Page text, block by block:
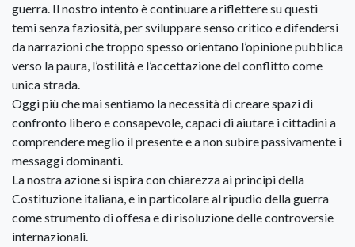
guerra. Il nostro intento è continuare a riflettere su questi
temi senza faziosità, per sviluppare senso critico e difendersi
da narrazioni che troppo spesso orientano l’opinione pubblica
verso la paura, l’ostilità e l’accettazione del conflitto come
unica strada.
Oggi più che mai sentiamo la necessità di creare spazi di
confronto libero e consapevole, capaci di aiutare i cittadini a
comprendere meglio il presente e a non subire passivamente i
messaggi dominanti.
La nostra azione si ispira con chiarezza ai principi della
Costituzione italiana, e in particolare al ripudio della guerra
come strumento di offesa e di risoluzione delle controversie
internazionali.